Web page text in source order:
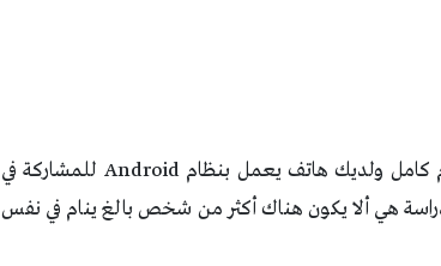
وقال التقرير: “يجب أن تكون موظفًا في Google يعمل بدوام كامل ولديك هاتف يعمل بنظام Android للمشاركة في
هي ألا يكون هناك أكثر من شخص بالغ ينام في نفس